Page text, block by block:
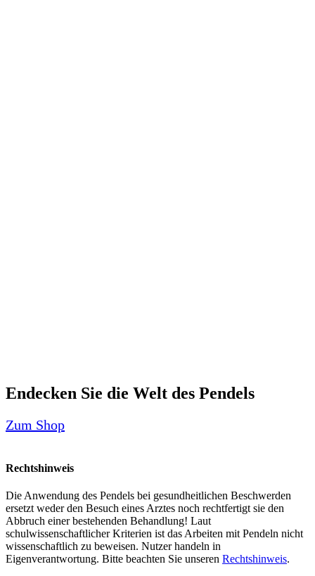
Endecken Sie die Welt des Pendels
Zum Shop
Rechtshinweis
Die Anwendung des Pendels bei gesundheitlichen Beschwerden
ersetzt weder den Besuch eines Arztes noch rechtfertigt sie den
Abbruch einer bestehenden Behandlung! Laut
schulwissenschaftlicher Kriterien ist das Arbeiten mit Pendeln nicht
wissenschaftlich zu beweisen. Nutzer handeln in
Eigenverantwortung. Bitte beachten Sie unseren Rechtshinweis.